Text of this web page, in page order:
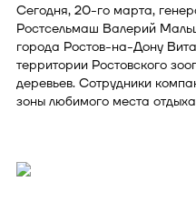
Сегодня, 20-го марта,
Ростсельмаш Валерий
города Ростов-на-Дону
территории Ростовского
деревьев. Сотрудники
зоны любимого места